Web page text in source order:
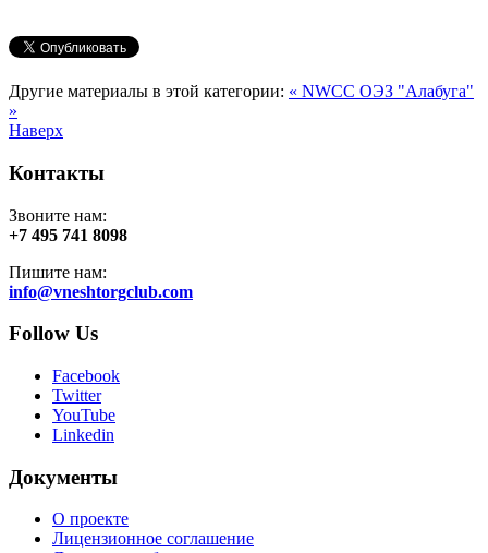
Другие материалы в этой категории: « NWCC ОЭЗ "Алабуга"
»
Наверх
Контакты
Звоните нам:
+7 495 741 8098
Пишите нам:
info@vneshtorgclub.com
Follow Us
Facebook
Twitter
YouTube
Linkedin
Документы
О проекте
Лицензионное соглашение